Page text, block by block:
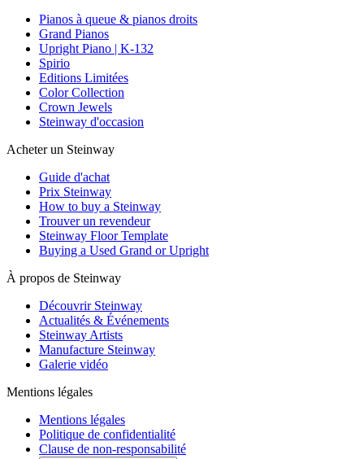
Pianos à queue & pianos droits
Grand Pianos
Upright Piano | K-132
Spirio
Editions Limitées
Color Collection
Crown Jewels
Steinway d'occasion
Acheter un Steinway
Guide d'achat
Prix Steinway
How to buy a Steinway
Trouver un revendeur
Steinway Floor Template
Buying a Used Grand or Upright
À propos de Steinway
Découvrir Steinway
Actualités & Événements
Steinway Artists
Manufacture Steinway
Galerie vidéo
Mentions légales
Mentions légales
Politique de confidentialité
Clause de non-responsabilité